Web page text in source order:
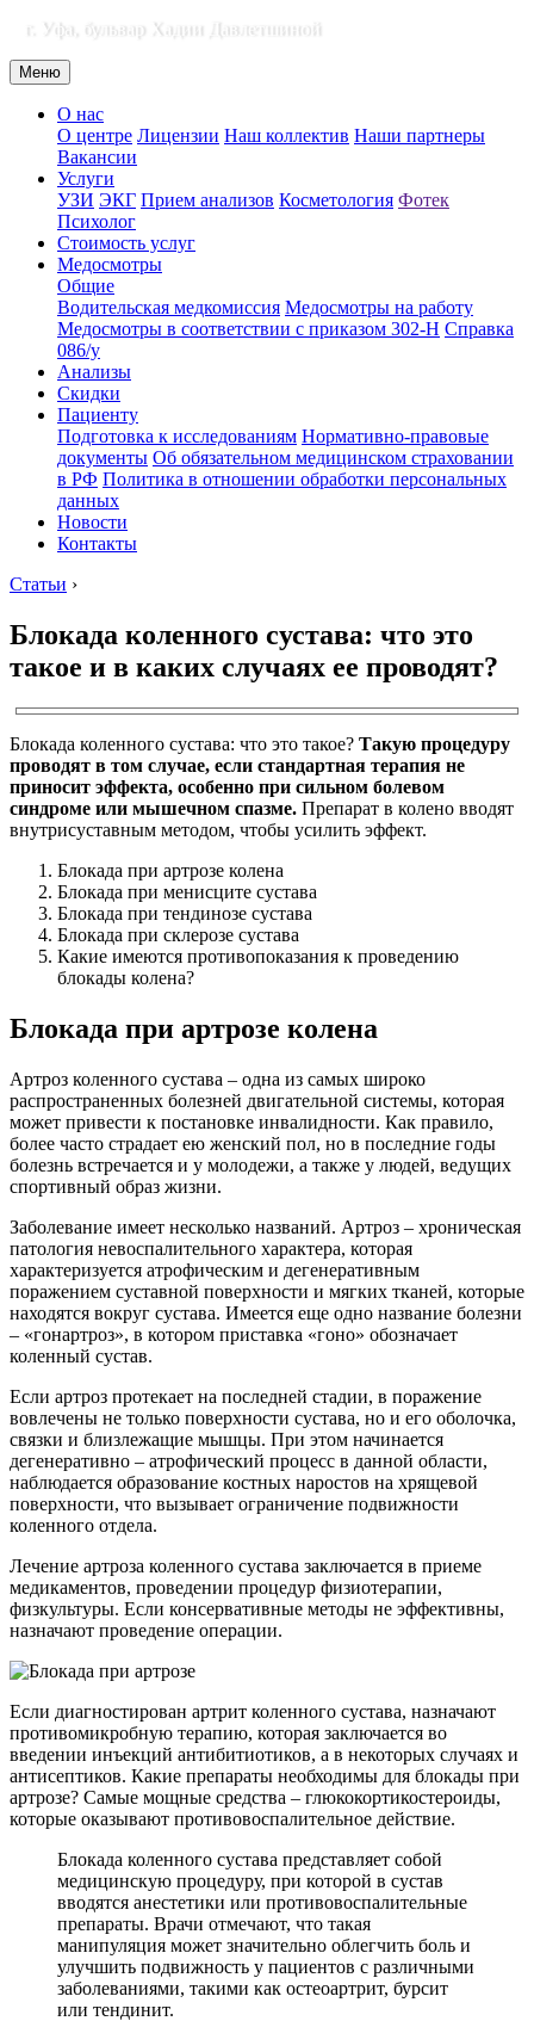
г. Уфа, бульвар Хадии Давлетшиной
Меню
О нас
О центре Лицензии Наш коллектив Наши партнеры
Вакансии
Услуги
УЗИ ЭКГ Прием анализов Косметология Фотек
Психолог
Стоимость услуг
Медосмотры
Общие
Водительская медкомиссия Медосмотры на работу
Медосмотры в соответствии с приказом 302-Н Справка
086/у
Анализы
Скидки
Пациенту
Подготовка к исследованиям Нормативно-правовые
документы Об обязательном медицинском страховании
в РФ Политика в отношении обработки персональных
данных
Новости
Контакты
Статьи ›
Блокада коленного сустава: что это
такое и в каких случаях ее проводят?
Блокада коленного сустава: что это такое? Такую процедуру
проводят в том случае, если стандартная терапия не
приносит эффекта, особенно при сильном болевом
синдроме или мышечном спазме. Препарат в колено вводят
внутрисуставным методом, чтобы усилить эффект.
Блокада при артрозе колена
Блокада при менисците сустава
Блокада при тендинозе сустава
Блокада при склерозе сустава
Какие имеются противопоказания к проведению
блокады колена?
Блокада при артрозе колена
Артроз коленного сустава – одна из самых широко
распространенных болезней двигательной системы, которая
может привести к постановке инвалидности. Как правило,
более часто страдает ею женский пол, но в последние годы
болезнь встречается и у молодежи, а также у людей, ведущих
спортивный образ жизни.
Заболевание имеет несколько названий. Артроз – хроническая
патология невоспалительного характера, которая
характеризуется атрофическим и дегенеративным
поражением суставной поверхности и мягких тканей, которые
находятся вокруг сустава. Имеется еще одно название болезни
– «гонартроз», в котором приставка «гоно» обозначает
коленный сустав.
Если артроз протекает на последней стадии, в поражение
вовлечены не только поверхности сустава, но и его оболочка,
связки и близлежащие мышцы. При этом начинается
дегенеративно – атрофический процесс в данной области,
наблюдается образование костных наростов на хрящевой
поверхности, что вызывает ограничение подвижности
коленного отдела.
Лечение артроза коленного сустава заключается в приеме
медикаментов, проведении процедур физиотерапии,
физкультуры. Если консервативные методы не эффективны,
назначают проведение операции.
Если диагностирован артрит коленного сустава, назначают
противомикробную терапию, которая заключается во
введении инъекций антибитиотиков, а в некоторых случаях и
антисептиков. Какие препараты необходимы для блокады при
артрозе? Самые мощные средства – глюкокортикостероиды,
которые оказывают противовоспалительное действие.
Блокада коленного сустава представляет собой
медицинскую процедуру, при которой в сустав
вводятся анестетики или противовоспалительные
препараты. Врачи отмечают, что такая
манипуляция может значительно облегчить боль и
улучшить подвижность у пациентов с различными
заболеваниями, такими как остеоартрит, бурсит
или тендинит.